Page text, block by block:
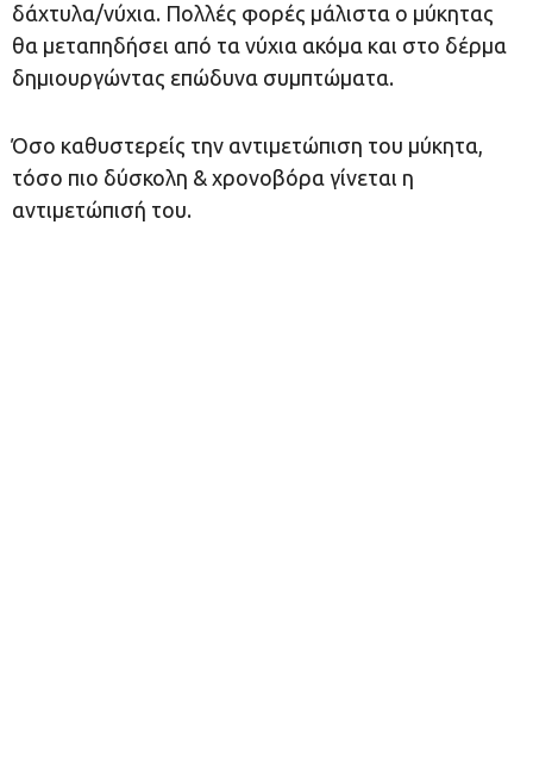
δάχτυλα/νύχια. Πολλές φορές μάλιστα ο μύκητας
θα μεταπηδήσει από τα νύχια ακόμα και στο δέρμα
δημιουργώντας επώδυνα συμπτώματα.
Όσο καθυστερείς την αντιμετώπιση του μύκητα,
τόσο πιο δύσκολη & χρονοβόρα γίνεται η
αντιμετώπισή του.